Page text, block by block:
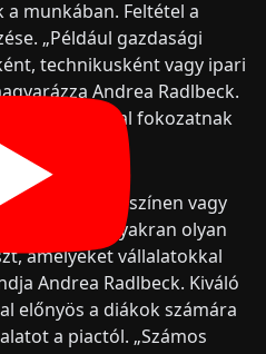
munkában. Feltétel a
„Például gazdasági
technikusként vagy ipari
Andrea Radlbeck.
Professional fokozatnak
helyszínen vagy
résztvevők gyakran olyan
amelyeket vállalatokkal
Andrea Radlbeck. Kiváló
előnyös a diákok számára
a piactól. „Számos